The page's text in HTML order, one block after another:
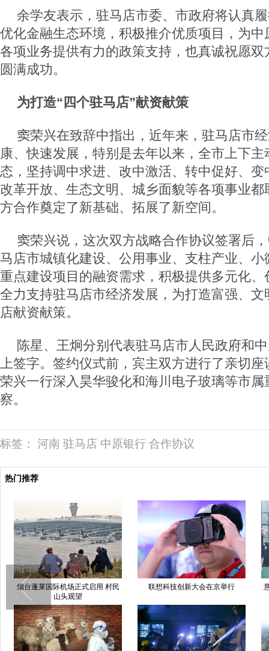
余学友表示，驻马店市委、市政府将认真
优化金融生态环境，积极推介优质项目，为
各项业务提供有力的政策支持，也真诚祝愿
圆满成功。
为打造“四个驻马店”献资献策
窦荣兴在致辞中指出，近年来，驻马店市
康、快速发展，特别是去年以来，全市上下
态，坚持调中求进、改中激活、转中促好、
改革开放、生态文明、城乡面貌等各项事业
方合作奠定了新基础、拓展了新空间。
窦荣兴说，这次双方战略合作协议签署后
马店市城镇化建设、公用事业、支柱产业、
重点建设项目的融资需求，积极提供多元化
全力支持驻马店市经济发展，为打造富强、
店献资献策。
陈星、王炯分别代表驻马店市人民政府和
上签字。签约仪式前，宾主双方进行了亲切
荣兴一行深入昊华骏化和海川电子玻璃等市
察。
标签： 河南 驻马店 中原银行 合作协议
热门推荐
烟台蓬莱国际机场正式启用 村民
山头观望
联想科技创新大会在京举行